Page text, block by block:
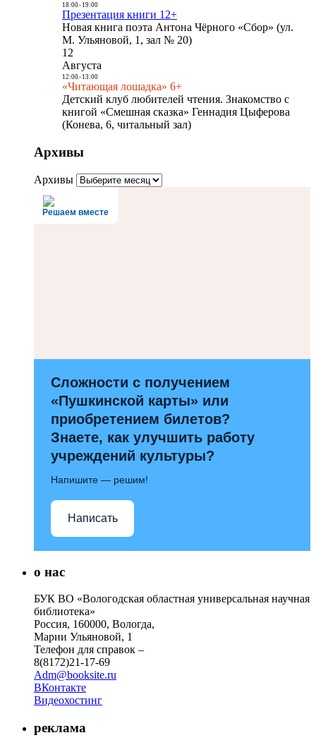
18:00- 19:00
Презентация книги 12+
Новая книга поэта Антона Чёрного «Сбор» (ул.
М. Ульяновой, 1, зал № 20)
12
Августа
12:00- 13:00
«Читающая лошадка» 6+
Детский клуб любителей чтения. Знакомство с
книгой «Смешная сказка» Геннадия Цыферова
(Конева, 6, читальный зал)
Архивы
Архивы
Решаем вместе
Сложности с получением
«Пушкинской карты» или
приобретением билетов?
Знаете, как улучшить работу
учреждений культуры?
Напишите — решим!
Написать
о нас
БУК ВО «Вологодская областная универсальная научная
библиотека»
Россия, 160000, Вологда,
Марии Ульяновой, 1
Телефон для справок –
8(8172)21-17-69
Adm@booksite.ru
ВКонтакте
Видеохостинг
реклама